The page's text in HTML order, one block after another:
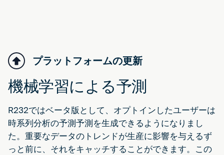
プラットフォームの更新
機械学習による予測
R232ではベータ版として、オプトインしたユーザーは
時系列分析の予測予測を生成できるようになりまし
た。重要なデータのトレンドが生産に影響を与えるず
っと前に、それをキャッチすることができます。この